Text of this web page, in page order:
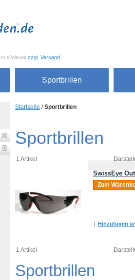
Weltweit zzgl. Versand
Sportbrillen
Startseite /Sportbrillen
Sportbrillen
1 Artikel
SwissEye
Zum
| Hinzufügen
1 Artikel
Sportbrillen